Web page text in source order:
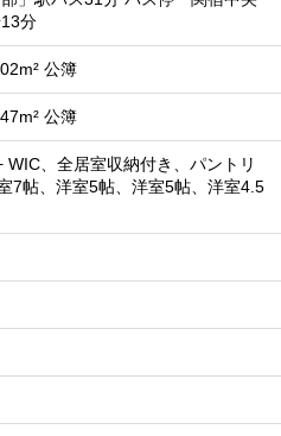
分
公簿
公簿
WIC、全居室収納付き、パントリ
7帖、洋室5帖、洋室5帖、洋室4.5